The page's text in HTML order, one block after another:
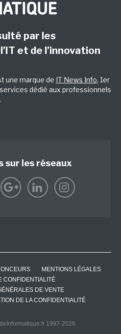
par les
et de l’innovation
une marque de IT News Info, 1er
dédié aux professionnels
sur les réseaux
MENTIONS LÉGALES
CONFIDENTIALITÉ
DE VENTE
DE LA CONFIDENTIALITÉ
1997-2026